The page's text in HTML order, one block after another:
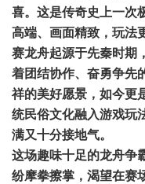
喜。这是传奇史上一次
高端、画面精致，玩法
赛龙舟起源于先秦时期
着团结协作、奋勇争先
祥的美好愿景，如今更
统民俗文化融入游戏玩
满又十分接地气。
这场趣味十足的龙舟争
纷摩拳擦掌，渴望在赛